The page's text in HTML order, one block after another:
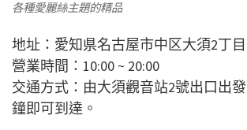
各種愛麗絲主題的精品
地址：愛知県名古屋市中区大須2丁
營業時間：10:00 ~ 20:00
交通方式：由大須觀音站2號出口出
鐘即可到達。